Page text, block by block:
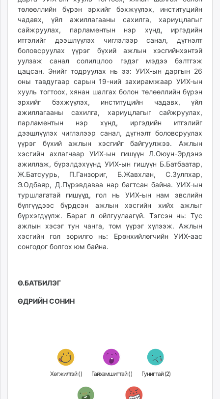
төлөөллийн бүрэн эрхийг бэхжүүлэх, институцийн
чадавх, үйл ажиллагааны сахилга, хариуцлагыг
сайжруулах, парламентын нэр хүнд, иргэдийн
итгэлийг дээшлүүлэх чиглэлээр санал, дүгнэлт
боловсруулах үүрэг бүхий ажлын хэсгийнхэнтэй
уулзаж санал солилцлоо гэдэг мэдээ бэлтгэж
цацсан. Энийг тодруулах нь ээ: УИХ-ын даргын 26
оны тавдугаар сарын 19-ний захирамжаар УИХ-ын
хууль тогтоох, хянан шалгах болон төлөөллийн бүрэн
эрхийг бэхжүүлэх, институцийн чадавх, үйл
ажиллагааны сахилга, хариуцлагыг сайжруулах,
парламентын нэр хүнд, иргэдийн итгэлийг
дээшлүүлэх чиглэлээр санал, дүгнэлт боловсруулах
үүрэг бүхий ажлын хэсгийг байгуулжээ. Ажлын
хэсгийн ахлагчаар УИХ-ын гишүүн Л.Оюун-Эрдэнэ
ажиллаж, бүрэлдэхүүнд УИХ-ын гишүүн Б.Батбаатар,
Ж.Батсуурь, П.Ганзориг, Б.Жавхлан, С.Зулпхар,
Э.Одбаяр, Д.Пүрэвдаваа нар багтсан байна. УИХ-ын
туршлагатай гишүүд, гол нь УИХ-ын нам эвслийн
бүлгүүдээс бүрдсэн ажлын хэсгийн хийх ажлыг
бүрхэгдүүлж. Бараг л ойлгуулаагүй. Тэгсэн нь: Тус
ажлын хэсэг тун чанга, том үүрэг хүлээж. Ажлын
хэсгийн гол зорилго нь: Ерөнхийлөгчийн УИХ-аас
сонгодог болгох юм байна.
Ө.БАТБИЛЭГ
ӨДРИЙН СОНИН
Хөгжилтэй () Гайхамшигтай () Гунигтай (2)